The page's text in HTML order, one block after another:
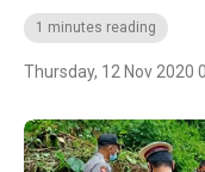
1 minutes reading
Thursday, 12 Nov 2020